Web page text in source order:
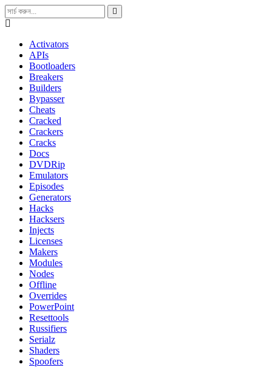
Activators
APIs
Bootloaders
Breakers
Builders
Bypasser
Cheats
Cracked
Crackers
Cracks
Docs
DVDRip
Emulators
Episodes
Generators
Hacks
Hacksers
Injects
Licenses
Makers
Modules
Nodes
Offline
Overrides
PowerPoint
Resettools
Russifiers
Serialz
Shaders
Spoofers